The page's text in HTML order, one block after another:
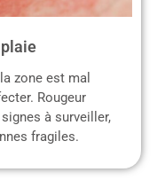
zone est mal
Rougeur
à surveiller,
fragiles.